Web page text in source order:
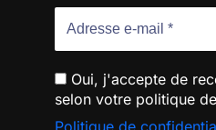
Oui, j'accepte de
selon votre politique